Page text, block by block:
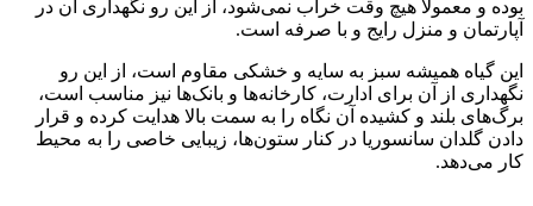
بوده و معمولا هیچ وقت خراب نمی‌شود، از این رو نگهداری آن در
آپارتمان و منزل رایج و با صرفه است.
این گیاه همیشه سبز به سایه و خشکی مقاوم است، از این رو
نگهداری از آن برای ادارت، کارخانه‌ها و بانک‌ها نیز مناسب است،
برگ‌های بلند و کشیده آن نگاه را به سمت بالا هدایت کرده و قرار
دادن گلدان سانسوریا در کنار ستون‌ها، زیبایی خاصی را به محیط
کار می‌دهد.